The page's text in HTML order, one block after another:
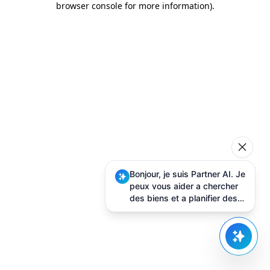
browser console for more information).
Bonjour, je suis Partner AI. Je
peux vous aider a chercher
des biens et a planifier des
visites.